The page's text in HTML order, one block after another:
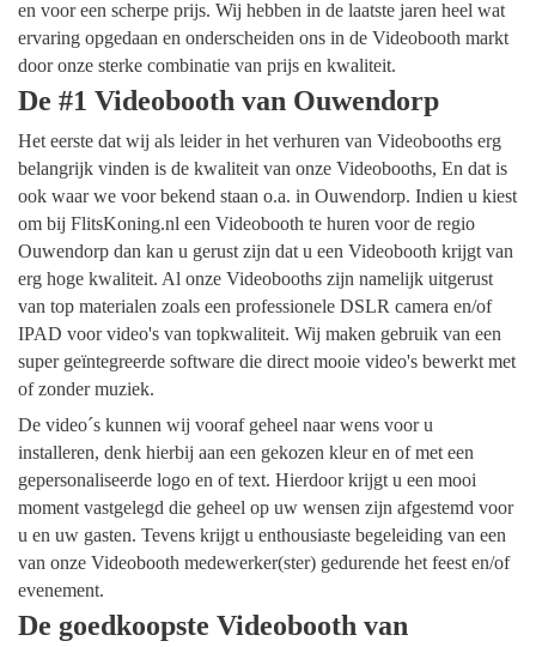
en voor een scherpe prijs. Wij hebben in de laatste jaren heel wat
ervaring opgedaan en onderscheiden ons in de Videobooth markt
door onze sterke combinatie van prijs en kwaliteit.
De #1 Videobooth van Ouwendorp
Het eerste dat wij als leider in het verhuren van Videobooths erg
belangrijk vinden is de kwaliteit van onze Videobooths, En dat is
ook waar we voor bekend staan o.a. in Ouwendorp. Indien u kiest
om bij FlitsKoning.nl een Videobooth te huren voor de regio
Ouwendorp dan kan u gerust zijn dat u een Videobooth krijgt van
erg hoge kwaliteit. Al onze Videobooths zijn namelijk uitgerust
van top materialen zoals een professionele DSLR camera en/of
IPAD voor video's van topkwaliteit. Wij maken gebruik van een
super geïntegreerde software die direct mooie video's bewerkt met
of zonder muziek.
De video´s kunnen wij vooraf geheel naar wens voor u
installeren, denk hierbij aan een gekozen kleur en of met een
gepersonaliseerde logo en of text. Hierdoor krijgt u een mooi
moment vastgelegd die geheel op uw wensen zijn afgestemd voor
u en uw gasten. Tevens krijgt u enthousiaste begeleiding van een
van onze Videobooth medewerker(ster) gedurende het feest en/of
evenement.
De goedkoopste Videobooth van